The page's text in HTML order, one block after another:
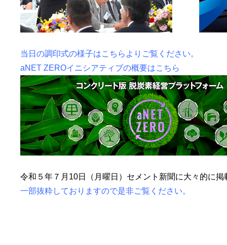
当日の調印式の様子はこちらよりご覧ください。
aNET ZEROイニシアティブの概要はこちら
令和５年７月10日（月曜日）セメント新聞に大々的に掲
一部抜粋しておりますので是非ご覧ください。